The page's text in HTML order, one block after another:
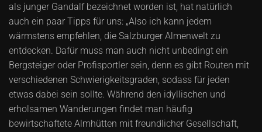
als junger Gandalf bezeichnet worden ist, hat natürlich
auch ein paar Tipps für uns: „Also ich kann jedem
wärmstens empfehlen, die Salzburger Almenwelt zu
entdecken. Dafür muss man auch nicht unbedingt ein
Bergsteiger oder Profisportler sein, denn es gibt Routen mit
verschiedenen Schwierigkeitsgraden, sodass für jeden
etwas dabei sein sollte. Während den idyllischen und
erholsamen Wanderungen findet man häufig
bewirtschaftete Almhütten mit freundlicher Gesellschaft,